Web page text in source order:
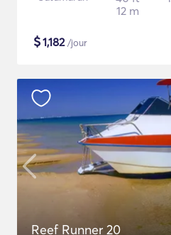
12 m
$1,182/jour
Reef Runner 20